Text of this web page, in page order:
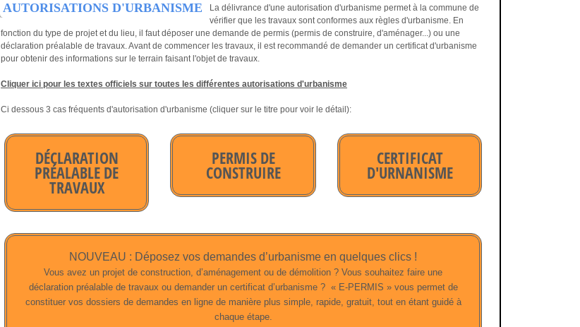
AUTORISATIONS D'URBANISME
La délivrance d'une autorisation d'urbanisme permet à la commune de
vérifier que les travaux sont conformes aux règles d'urbanisme. En
fonction du type de projet et du lieu, il faut déposer une demande de permis (permis de construire, d'aménager...) ou une
déclaration préalable de travaux. Avant de commencer les travaux, il est recommandé de demander un certificat d'urbanisme
pour obtenir des informations sur le terrain faisant l'objet de travaux.
Cliquer ici pour les textes officiels sur toutes les différentes autorisations d'urbanisme
Ci dessous 3 cas fréquents d'autorisation d'urbanisme (cliquer sur le titre pour voir le détail):
DÉCLARATION
PRÉALABLE DE
TRAVAUX
peut être exigée pour des
travaux non soumis à permis
de construire. Elle peut être
obligatoire pour l'extension
d'un bâtiment existant, des
PERMIS DE
CONSTRUIRE
commune où se situe votre
projet. Il concerne les
même sans fondation, de
plus de 20 m² desurface de
plancherou d'emprise au
. Pour les bâtiments
CERTIFICAT
D'URNANISME
autorisation. Il en existe 2
types : le certificat
d'information et le certificat
er
les règles d'urbanisme sur
un terrain donné, le 2e vous
NOUVEAU : Déposez vos demandes d’urbanisme en quelques clics !
Vous avez un projet de construction, d’aménagement ou de démolition ? Vous souhaitez faire une
déclaration préalable de travaux ou demander un certificat d’urbanisme ? « E-PERMIS » vous permet de
constituer vos dossiers de demandes en ligne de manière plus simple, rapide, gratuit, tout en étant guidé à
chaque étape.